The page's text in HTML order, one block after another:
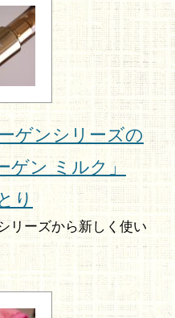
ゲンシリーズの
ゲン ミルク」
り
リーズから新しく使い